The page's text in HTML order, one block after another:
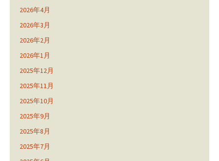
2026年4月
2026年3月
2026年2月
2026年1月
2025年12月
2025年11月
2025年10月
2025年9月
2025年8月
2025年7月